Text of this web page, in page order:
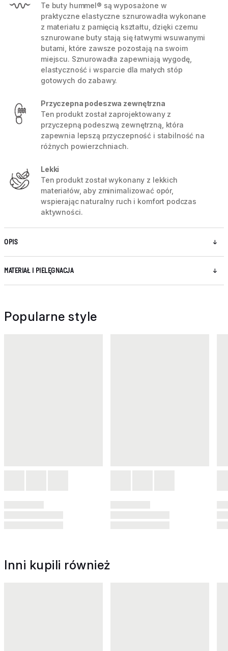
Te buty hummel® są wyposażone w
praktyczne elastyczne sznurowadła wykonane
z materiału z pamięcią kształtu, dzięki czemu
sznurowane buty stają się łatwymi wsuwanymi
butami, które zawsze pozostają na swoim
miejscu. Sznurowadła zapewniają wygodę,
elastyczność i wsparcie dla małych stóp
gotowych do zabawy.
Przyczepna podeszwa zewnętrzna
Ten produkt został zaprojektowany z
przyczepną podeszwą zewnętrzną, która
zapewnia lepszą przyczepność i stabilność na
różnych powierzchniach.
Lekki
Ten produkt został wykonany z lekkich
materiałów, aby zminimalizować opór,
wspierając naturalny ruch i komfort podczas
aktywności.
OPIS
MATERIAŁ I PIELĘGNACJA
Popularne style
Inni kupili również